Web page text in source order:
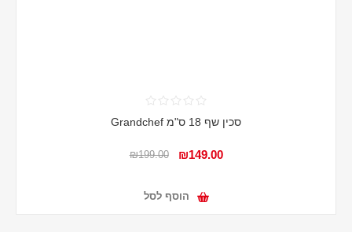
סכין שף 18 ס"מ Grandchef
₪149.00
₪199.00
הוסף לסל